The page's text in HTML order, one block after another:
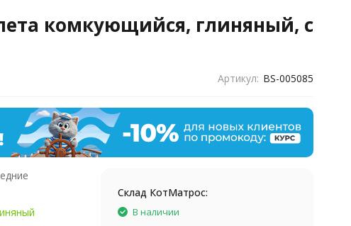
комкующийся, глиняный, с
Артикул: BS-005085
Склад КотМатрос:
В наличии